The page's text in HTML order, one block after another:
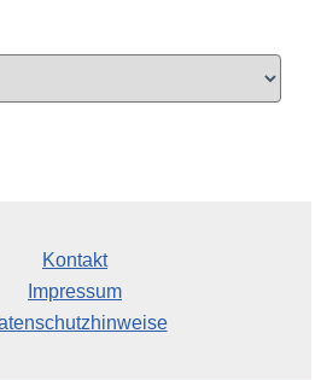
Kontakt
Impressum